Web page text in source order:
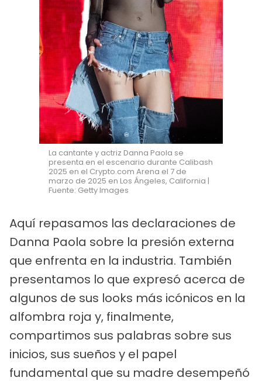
La cantante y actriz Danna Paola se
presenta en el escenario durante Calibash
2025 en el Crypto.com Arena el 7 de
marzo de 2025 en Los Ángeles, California |
Fuente: Getty Images
Aquí repasamos las declaraciones de
Danna Paola sobre la presión externa
que enfrenta en la industria. También
presentamos lo que expresó acerca de
algunos de sus looks más icónicos en la
alfombra roja y, finalmente,
compartimos sus palabras sobre sus
inicios, sus sueños y el papel
fundamental que su madre desempeñó